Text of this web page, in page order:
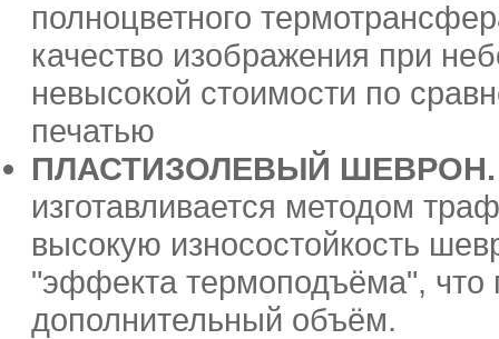
полноцветного
качество изображения при
невысокой стоимости по
печатью
ПЛАСТИЗОЛЕВЫЙ ШЕВРОН.
изготавливается методом
высокую износостойкость
"эффекта термоподъёма",
дополнительный объём.